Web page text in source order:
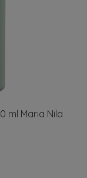
ml Maria Nila